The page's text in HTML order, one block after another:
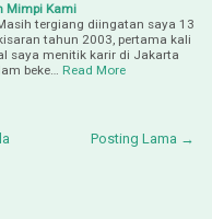
Mimpi Kami
tergiang diingatan saya 13
tahun 2003, pertama kali
saya menitik karir di Jakarta
beke… Read More
Posting Lama →